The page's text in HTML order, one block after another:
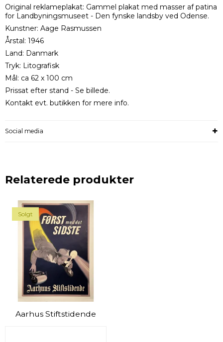
Original reklameplakat: Gammel plakat med masser af patina
for Landbyningsmuseet - Den fynske landsby ved Odense.
Kunstner: Aage Rasmussen
Årstal: 1946
Land: Danmark
Tryk: Litografisk
Mål: ca 62 x 100 cm
Prissat efter stand - Se billede.
Kontakt evt. butikken for mere info.
Social media
Relaterede produkter
Solgt
Aarhus Stiftstidende